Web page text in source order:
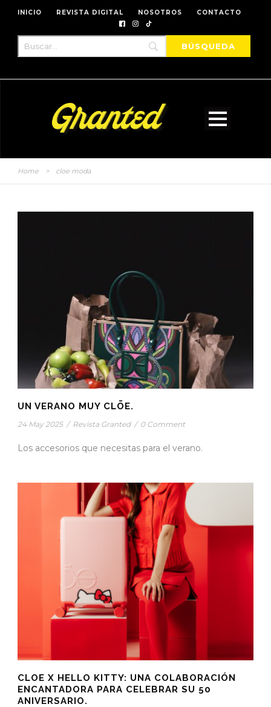
INICIO REVISTA DIGITAL NOSOTROS CONTACTO
Home > cloe moda
UN VERANO MUY CLŌE.
24 May 2025 / Revista Granted / 0 Comment
Los accesorios que necesitas para el verano.
CLOE X HELLO KITTY: UNA COLABORACIÓN
ENCANTADORA PARA CELEBRAR SU 50
ANIVERSARIO.